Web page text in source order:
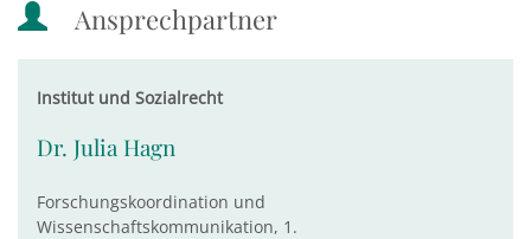
Ansprechpartner
Institut und Sozialrecht
Dr. Julia Hagn
Forschungskoordination und
Wissenschaftskommunikation, 1.